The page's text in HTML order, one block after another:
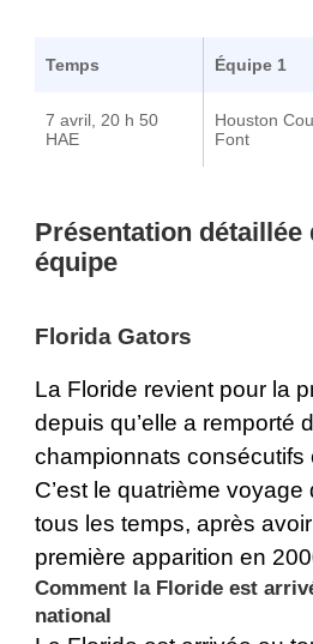
Temps Équipe 1
7 avril, 20 h 50
HAE
Houston
Font
Présentation détaillée
équipe
Florida Gators
La Floride revient pour la
depuis qu’elle a remporté
championnats consécutifs
C’est le quatrième
tous les temps, après
première apparition en
Comment la Floride est
national